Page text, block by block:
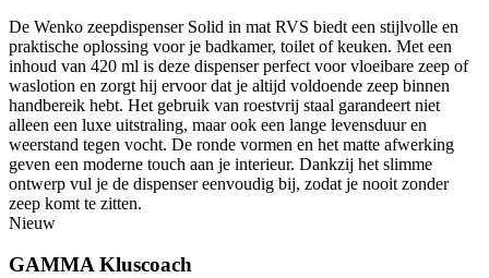
De Wenko zeepdispenser Solid in mat RVS biedt een stijlvolle en
praktische oplossing voor je badkamer, toilet of keuken. Met een
inhoud van 420 ml is deze dispenser perfect voor vloeibare zeep of
waslotion en zorgt hij ervoor dat je altijd voldoende zeep binnen
handbereik hebt. Het gebruik van roestvrij staal garandeert niet
alleen een luxe uitstraling, maar ook een lange levensduur en
weerstand tegen vocht. De ronde vormen en het matte afwerking
geven een moderne touch aan je interieur. Dankzij het slimme
ontwerp vul je de dispenser eenvoudig bij, zodat je nooit zonder
zeep komt te zitten.
Nieuw
GAMMA Kluscoach